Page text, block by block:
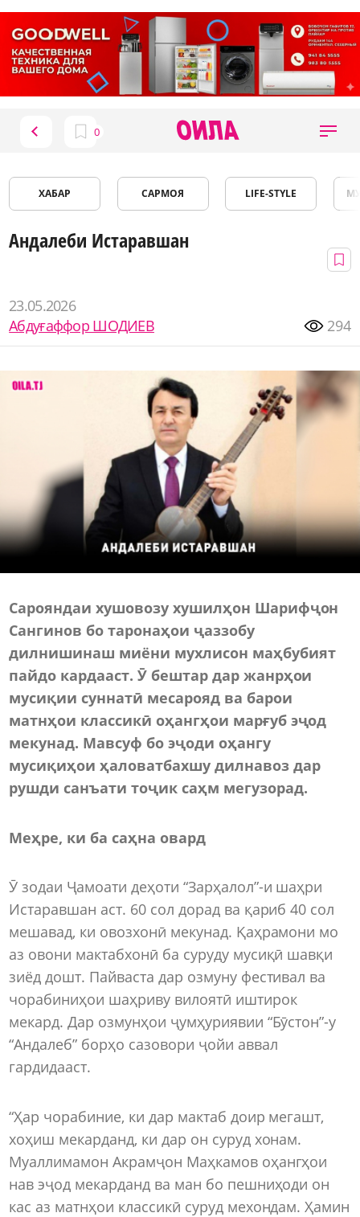
ХАБАР САРМОЯ LIFE-STYLE
Андалеби Истаравшан
23.05.2026
Абдуғаффор ШОДИЕВ
294
Сарояндаи хушовозу хушилҳон Шарифҷон
Сангинов бо таронаҳои ҷаззобу
дилнишинаш миёни мухлисон маҳбубият
пайдо кардааст. Ӯ бештар дар жанрҳои
мусиқии суннатӣ месарояд ва барои
матнҳои классикӣ оҳангҳои марғуб эҷод
мекунад. Мавсуф бо эҷоди оҳангу
мусиқиҳои ҳаловатбахшу дилнавоз дар
рушди санъати тоҷик саҳм мегузорад.
Меҳре, ки ба саҳна овард
Ӯ зодаи Ҷамоати деҳоти “Зарҳалол”-и шаҳри
Истаравшан аст. 60 сол дорад ва қариб 40 сол
мешавад, ки овозхонӣ мекунад. Қаҳрамони мо
аз овони мактабхонӣ ба суруду мусиқӣ шавқи
зиёд дошт. Пайваста дар озмуну фестивал ва
чорабиниҳои шаҳриву вилоятӣ иштирок
мекард. Дар озмунҳои ҷумҳуриявии “Бӯстон”-у
“Андалеб” борҳо сазовори ҷойи аввал
гардидааст.
“Ҳар чорабиние, ки дар мактаб доир мегашт,
хоҳиш мекарданд, ки дар он суруд хонам.
Муаллимамон Акрамҷон Маҳкамов оҳангҳои
нав эҷод мекарданд ва ман бо пешниҳоди он
кас аз матнҳои классикӣ суруд мехондам. Ҳамин